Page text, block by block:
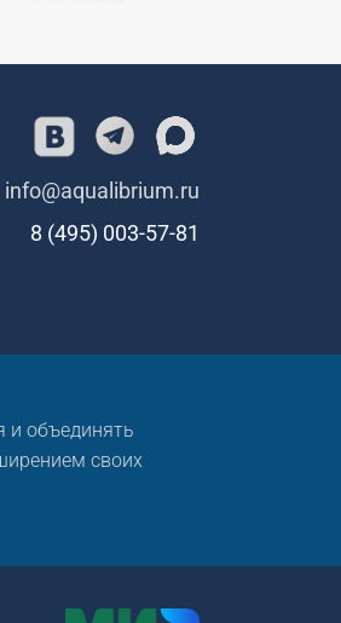
info@aqualibrium.ru
8 (495) 003-57-81
и объединять
своих